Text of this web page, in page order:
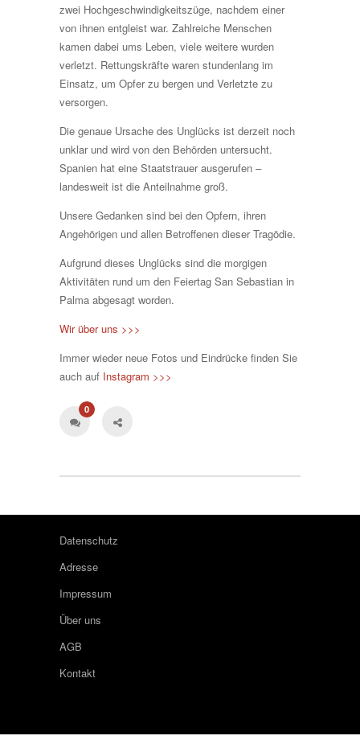
zwei Hochgeschwindigkeitszüge, nachdem einer
von ihnen entgleist war. Zahlreiche Menschen
kamen dabei ums Leben, viele weitere wurden
verletzt. Rettungskräfte waren stundenlang im
Einsatz, um Opfer zu bergen und Verletzte zu
versorgen.
Die genaue Ursache des Unglücks ist derzeit noch
unklar und wird von den Behörden untersucht.
Spanien hat eine Staatstrauer ausgerufen –
landesweit ist die Anteilnahme groß.
Unsere Gedanken sind bei den Opfern, ihren
Angehörigen und allen Betroffenen dieser Tragödie.
Aufgrund dieses Unglücks sind die morgigen
Aktivitäten rund um den Feiertag San Sebastian in
Palma abgesagt worden.
Wir über uns >>>
Immer wieder neue Fotos und Eindrücke finden Sie
auch auf Instagram >>>
0
Datenschutz
Adresse
Impressum
Über uns
AGB
Kontakt